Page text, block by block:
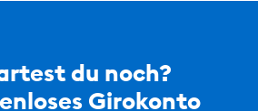
du noch?
Girokonto